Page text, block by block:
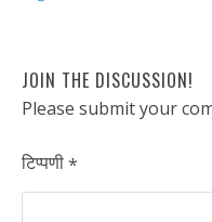
JOIN THE DISCUSSION!
Please submit your
टिप्पणी*